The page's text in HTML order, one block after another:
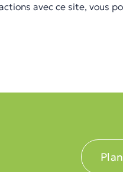
avec ce site, vous